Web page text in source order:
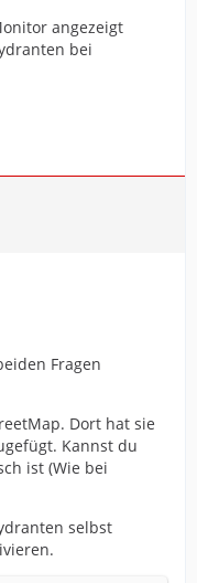
angezeigt
bei
Fragen
Dort hat sie
Kannst du
ist (Wie bei
selbst